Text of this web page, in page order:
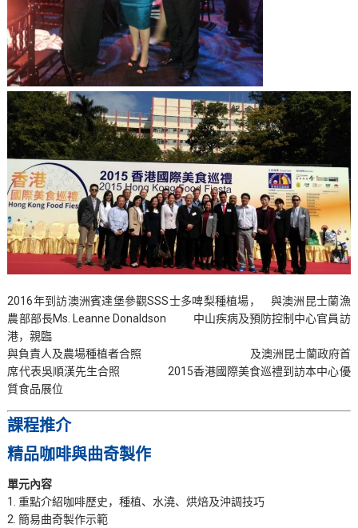
2016年到訪澳洲賓達堡參觀SSS士多啤梨種植場， 與澳洲昆士蘭漁
農部部長Ms. Leanne Donaldson 中山疾病及預防控制中心官員訪
港，親臨
與負責人及農場種植者合照 及澳洲昆士蘭政府首
席代表吳順漢先生合照 2015香港國際美食巡禮到訪本中心優
質食品展位
課程推介
精品咖啡與曲奇製作
單元內容
1. 重點介紹咖啡歷史，種植、水澆、烘焙及沖調技巧
2. 簡易曲奇製作示範